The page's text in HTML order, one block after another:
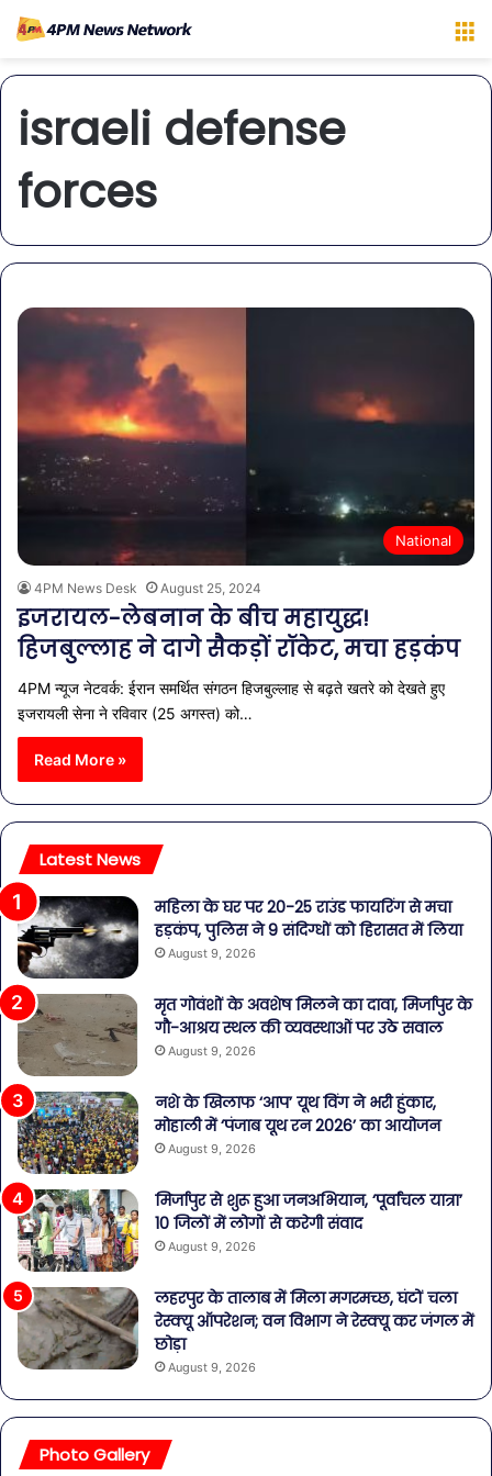
israeli defense
forces
National
4PM News Desk August 25, 2024
इजरायल-लेबनान के बीच महायुद्ध!
हिजबुल्लाह ने दागे सैकड़ों रॉकेट, मचा हड़कंप
4PM न्यूज नेटवर्क: ईरान समर्थित संगठन हिजबुल्लाह से बढ़ते खतरे को देखते हुए
इजरायली सेना ने रविवार (25 अगस्त) को…
Read More »
Latest News
महिला के घर पर 20-25 राउंड फायरिंग से मचा
हड़कंप, पुलिस ने 9 संदिग्धों को हिरासत में लिया
August 9, 2026
मृत गोवंशों के अवशेष मिलने का दावा, मिर्जापुर के
गौ-आश्रय स्थल की व्यवस्थाओं पर उठे सवाल
August 9, 2026
नशे के खिलाफ ‘आप’ यूथ विंग ने भरी हुंकार,
मोहाली में ‘पंजाब यूथ रन 2026’ का आयोजन
August 9, 2026
मिर्जापुर से शुरू हुआ जनअभियान, ‘पूर्वांचल यात्रा’
10 जिलों में लोगों से करेगी संवाद
August 9, 2026
लहरपुर के तालाब में मिला मगरमच्छ, घंटों चला
रेस्क्यू ऑपरेशन; वन विभाग ने रेस्क्यू कर जंगल में
छोड़ा
August 9, 2026
Photo Gallery